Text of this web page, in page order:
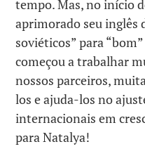
tempo. Mas, no início
aprimorado seu inglês
soviéticos” para
começou a trabalhar
nossos parceiros,
los e ajuda-los no
internacionais em
para Natalya!